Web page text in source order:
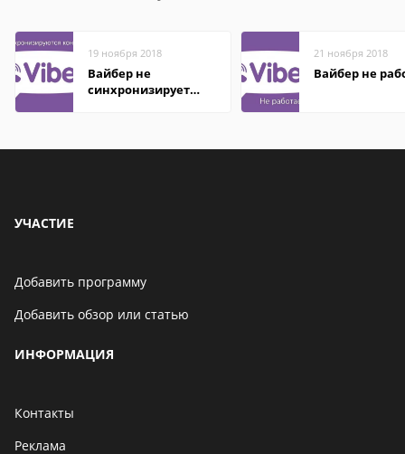
19 ноября 2018
Вайбер не
синхронизирует
21 ноября 2018
Вайбер не
УЧАСТИЕ
Добавить программу
Добавить обзор или статью
ИНФОРМАЦИЯ
Контакты
Реклама